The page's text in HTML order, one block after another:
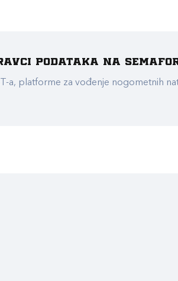
podataka na
a, platforme za vođenje nogometnih